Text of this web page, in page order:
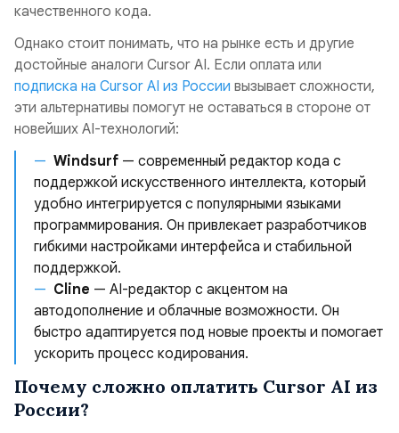
качественного кода.
Однако стоит понимать, что на рынке есть и другие
достойные аналоги Cursor AI. Если оплата или
подписка на Cursor AI из России вызывает сложности,
эти альтернативы помогут не оставаться в стороне от
новейших AI-технологий:
Windsurf — современный редактор кода с
поддержкой искусственного интеллекта, который
удобно интегрируется с популярными языками
программирования. Он привлекает разработчиков
гибкими настройками интерфейса и стабильной
поддержкой.
Cline — AI-редактор с акцентом на
автодополнение и облачные возможности. Он
быстро адаптируется под новые проекты и помогает
ускорить процесс кодирования.
Почему сложно оплатить Cursor AI из
России?